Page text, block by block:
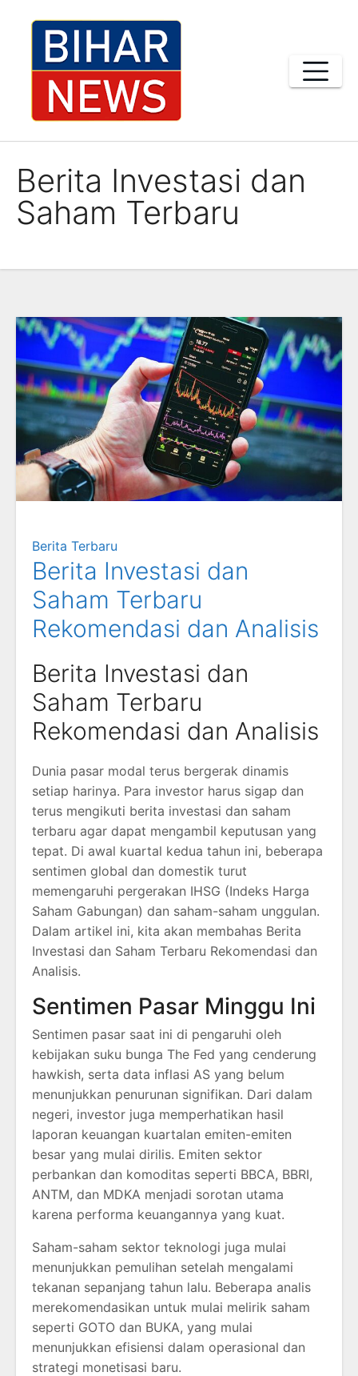
Berita Investasi dan
Saham Terbaru
Berita Terbaru
Berita Investasi dan
Saham Terbaru
Rekomendasi dan Analisis
Berita Investasi dan
Saham Terbaru
Rekomendasi dan Analisis
Dunia pasar modal terus bergerak dinamis
setiap harinya. Para investor harus sigap dan
terus mengikuti berita investasi dan saham
terbaru agar dapat mengambil keputusan yang
tepat. Di awal kuartal kedua tahun ini, beberapa
sentimen global dan domestik turut
memengaruhi pergerakan IHSG (Indeks Harga
Saham Gabungan) dan saham-saham unggulan.
Dalam artikel ini, kita akan membahas Berita
Investasi dan Saham Terbaru Rekomendasi dan
Analisis.
Sentimen Pasar Minggu Ini
Sentimen pasar saat ini di pengaruhi oleh
kebijakan suku bunga The Fed yang cenderung
hawkish, serta data inflasi AS yang belum
menunjukkan penurunan signifikan. Dari dalam
negeri, investor juga memperhatikan hasil
laporan keuangan kuartalan emiten-emiten
besar yang mulai dirilis. Emiten sektor
perbankan dan komoditas seperti BBCA, BBRI,
ANTM, dan MDKA menjadi sorotan utama
karena performa keuangannya yang kuat.
Saham-saham sektor teknologi juga mulai
menunjukkan pemulihan setelah mengalami
tekanan sepanjang tahun lalu. Beberapa analis
merekomendasikan untuk mulai melirik saham
seperti GOTO dan BUKA, yang mulai
menunjukkan efisiensi dalam operasional dan
strategi monetisasi baru.